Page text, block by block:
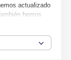
actualizado
hemos
una